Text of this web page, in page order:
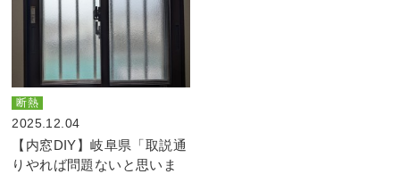
断熱
2025.12.04
【内窓DIY】岐阜県「取説通
りやれば問題ないと思いま